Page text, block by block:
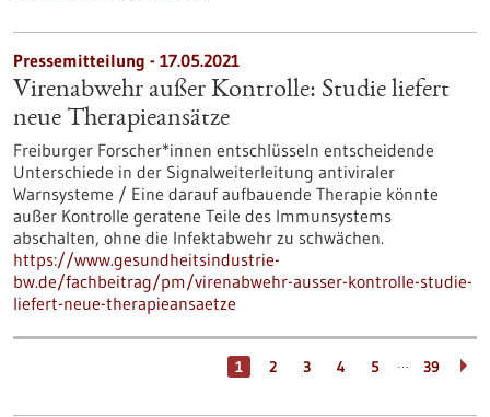
Pressemitteilung - 17.05.2021
Virenabwehr außer Kontrolle: Studie liefert
neue Therapieansätze
Freiburger Forscher*innen entschlüsseln entscheidende
Unterschiede in der Signalweiterleitung antiviraler
Warnsysteme / Eine darauf aufbauende Therapie könnte
außer Kontrolle geratene Teile des Immunsystems
abschalten, ohne die Infektabwehr zu schwächen.
https://www.gesundheitsindustrie-
bw.de/fachbeitrag/pm/virenabwehr-ausser-kontrolle-studie-
liefert-neue-therapieansaetze
1 2 3 4 5 … 39